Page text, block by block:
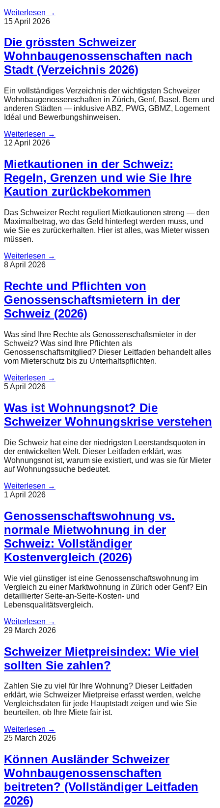
Weiterlesen →
15 April 2026
Die grössten Schweizer
Wohnbaugenossenschaften nach
Stadt (Verzeichnis 2026)
Ein vollständiges Verzeichnis der wichtigsten Schweizer
Wohnbaugenossenschaften in Zürich, Genf, Basel, Bern und
anderen Städten — inklusive ABZ, PWG, GBMZ, Logement
Idéal und Bewerbungshinweisen.
Weiterlesen →
12 April 2026
Mietkautionen in der Schweiz:
Regeln, Grenzen und wie Sie Ihre
Kaution zurückbekommen
Das Schweizer Recht reguliert Mietkautionen streng — den
Maximalbetrag, wo das Geld hinterlegt werden muss, und
wie Sie es zurückerhalten. Hier ist alles, was Mieter wissen
müssen.
Weiterlesen →
8 April 2026
Rechte und Pflichten von
Genossenschaftsmietern in der
Schweiz (2026)
Was sind Ihre Rechte als Genossenschaftsmieter in der
Schweiz? Was sind Ihre Pflichten als
Genossenschaftsmitglied? Dieser Leitfaden behandelt alles
vom Mieterschutz bis zu Unterhaltspflichten.
Weiterlesen →
5 April 2026
Was ist Wohnungsnot? Die
Schweizer Wohnungskrise verstehen
Die Schweiz hat eine der niedrigsten Leerstandsquoten in
der entwickelten Welt. Dieser Leitfaden erklärt, was
Wohnungsnot ist, warum sie existiert, und was sie für Mieter
auf Wohnungssuche bedeutet.
Weiterlesen →
1 April 2026
Genossenschaftswohnung vs.
normale Mietwohnung in der
Schweiz: Vollständiger
Kostenvergleich (2026)
Wie viel günstiger ist eine Genossenschaftswohnung im
Vergleich zu einer Marktwohnung in Zürich oder Genf? Ein
detaillierter Seite-an-Seite-Kosten- und
Lebensqualitätsvergleich.
Weiterlesen →
29 March 2026
Schweizer Mietpreisindex: Wie viel
sollten Sie zahlen?
Zahlen Sie zu viel für Ihre Wohnung? Dieser Leitfaden
erklärt, wie Schweizer Mietpreise erfasst werden, welche
Vergleichsdaten für jede Hauptstadt zeigen und wie Sie
beurteilen, ob Ihre Miete fair ist.
Weiterlesen →
25 March 2026
Können Ausländer Schweizer
Wohnbaugenossenschaften
beitreten? (Vollständiger Leitfaden
2026)